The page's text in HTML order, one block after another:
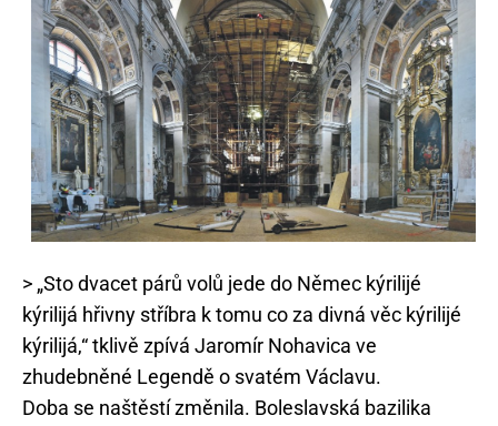
> „Sto dvacet párů volů jede do Němec kýrilijé
kýrilijá hřivny stříbra k tomu co za divná věc kýrilijé
kýrilijá,“ tklivě zpívá Jaromír Nohavica ve
zhudebněné Legendě o svatém Václavu.
Doba se naštěstí změnila. Boleslavská bazilika